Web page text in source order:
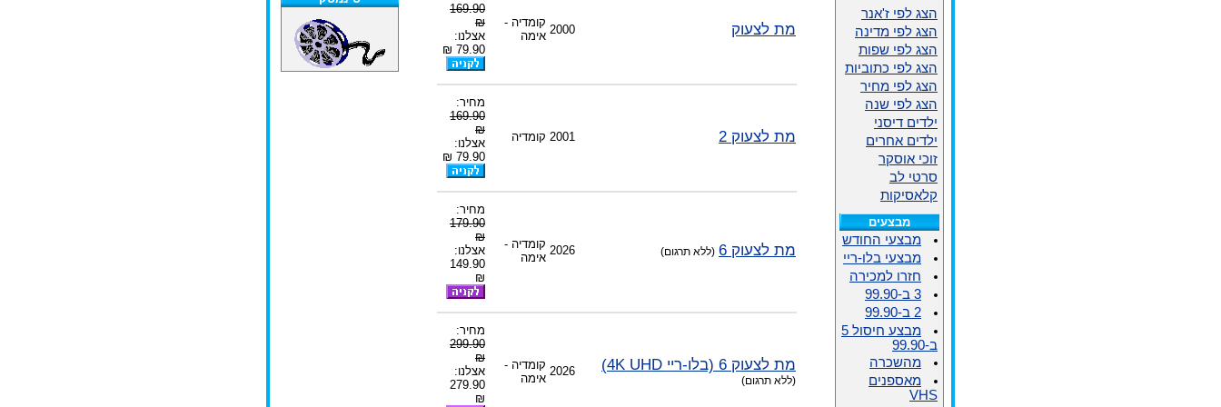
מת לצעוק 2000
קומדיה -
אימה
169.90
₪
אצלנו:
79.90 ₪
מת לצעוק 2 2001 קומדיה
מחיר:
169.90
₪
אצלנו:
79.90 ₪
מת לצעוק 6 (ללא תרגום) 2026 קומדיה -
אימה
מחיר:
179.90
₪
אצלנו:
149.90
₪
מת לצעוק 6 (בלו-ריי 4K UHD)
(ללא תרגום)
2026 קומדיה -
אימה
מחיר:
299.90
₪
אצלנו:
279.90
₪
הצג לפי ז'אנר
הצג לפי מדינה
הצג לפי שפות
הצג לפי כתוביות
הצג לפי מחיר
הצג לפי שנה
ילדים דיסני
ילדים אחרים
זוכי אוסקר
סרטי לב
קלאסיקות
מבצעים
מבצעי החודש
מבצעי בלו-ריי
חזרו למכירה
3 ב-99.90
2 ב-99.90
מבצע חיסול 5
ב-99.90
מהשכרה
מאספנים
VHS